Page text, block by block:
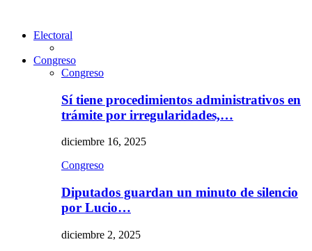
Electoral
Congreso
Congreso
Sí tiene procedimientos administrativos en
trámite por irregularidades,…
diciembre 16, 2025
Congreso
Diputados guardan un minuto de silencio
por Lucio…
diciembre 2, 2025